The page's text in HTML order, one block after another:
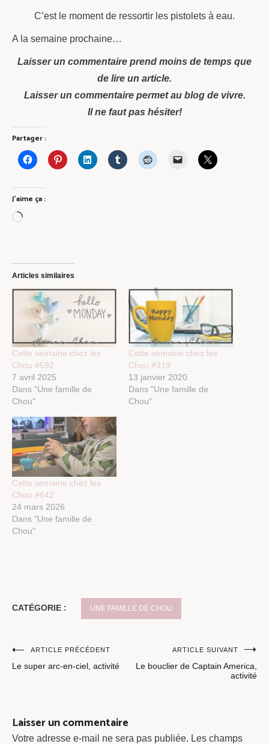
C’est le moment de ressortir les pistolets à eau.
A la semaine prochaine…
Laisser un commentaire prend moins de temps que
de lire un article.
Laisser un commentaire permet au blog de vivre.
Il ne faut pas hésiter!
Partager :
J’aime ça :
Chargement…
Articles similaires
Cette semaine chez les
Chou #592
7 avril 2025
Dans "Une famille de
Chou"
Cette semaine chez les
Chou #319
13 janvier 2020
Dans "Une famille de
Chou"
Cette semaine chez les
Chou #642
24 mars 2026
Dans "Une famille de
Chou"
CATÉGORIE : UNE FAMILLE DE CHOU
Navigation
de
ARTICLE PRÉCÉDENT
Le super arc-en-ciel, activité
ARTICLE SUIVANT
Le bouclier de Captain America,
activité
Laisser un commentaire
Votre adresse e-mail ne sera pas publiée. Les champs